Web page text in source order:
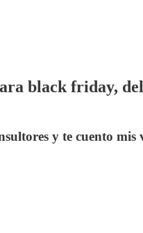
black friday,
y te cuento